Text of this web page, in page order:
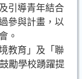
引導青年結合
參與計畫，以
。
教育」及「聯
勵學校踴躍提